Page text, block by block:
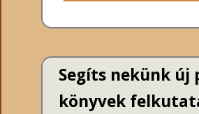
Segíts nekünk új
könyvek